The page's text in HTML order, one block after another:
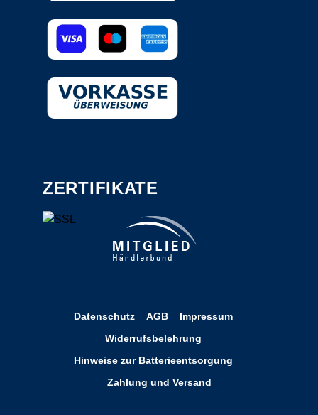
ZERTIFIKATE
Datenschutz AGB
Impressum
Widerrufsbelehrung
Hinweise zur Batterieentsorgung
Zahlung und Versand